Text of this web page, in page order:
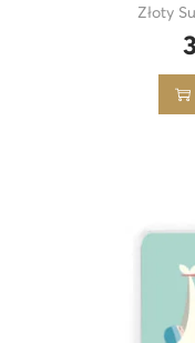
Złoty